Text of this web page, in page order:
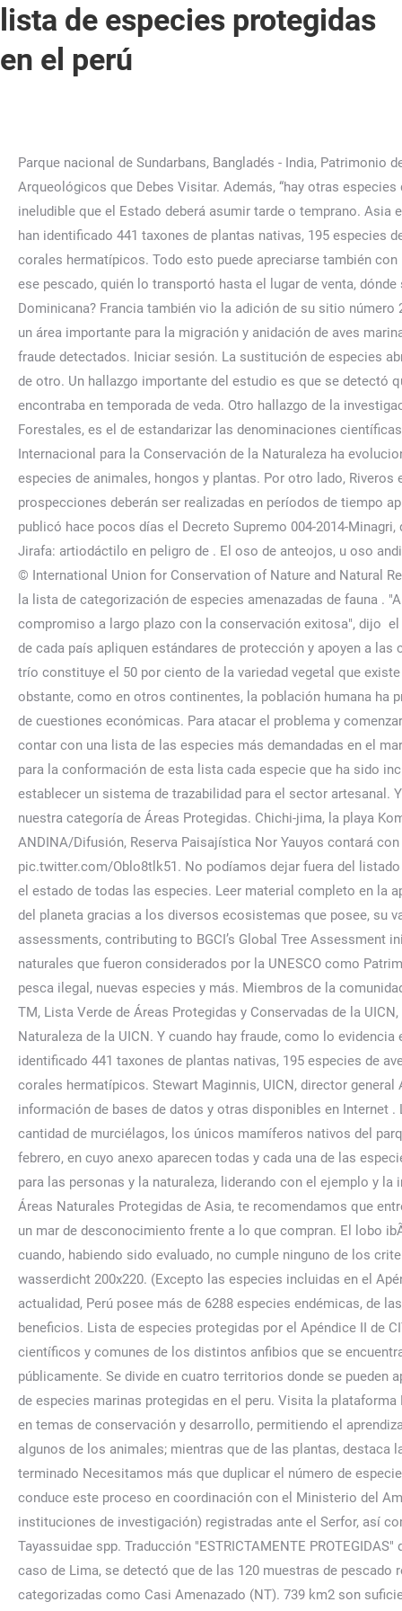
lista de especies protegidas
en el perú
Parque nacional de Sundarbans, Bangladés - India, Patrimonio de los bosques tropicales ombrófilos de Sumatra, Lugares del Mundo que aún Conservan Tribus Aisladas, 11 Sitios Arqueológicos que Debes Visitar. Además, “hay otras especies que pueden tener una carga parasítica más alta de lo normal”, agrega la experta. Sin embargo, asegura que es un trabajo ineludible que el Estado deberá asumir tarde o temprano. Asia es una gran tierra de maravillas naturales que reflejan la riqueza de cada país. En este archipiélago en medio del océano se han identificado 441 taxones de plantas nativas, 195 especies de aves, 1,380 tipos de insectos, 23 de cetáceos, 835 especies de peces tanto de agua dulce como de agua salada y 226 de corales hermatípicos. Todo esto puede apreciarse también con paseos en teleférico. En total, en el mundo, existen 17.000 especies registradas. También debería saber dónde fue comprado ese pescado, quién lo transportó hasta el lugar de venta, dónde se desembarcó y hasta quién lo pescó. ¿Cuál es el secreto de la recuperación de los arrecifes coralinos en República Dominicana? Francia también vio la adición de su sitio número 23 a la Lista Verde de la UICN, el sitio Natura 2000 de la Bahía del Sena Occidental, que alberga las Islas Saint-Marcouf y es un área importante para la migración y anidación de aves marinas. Finalmente, dentro de este papel de consumidor activo, denunciar, ante Produce o Indecopi, los casos de sustitución o fraude detectados. Iniciar sesión. La sustitución de especies abre la puerta a la pesca ilegal ya que un pescado que tiene prohibición de comercialización puede ser vendido bajo el nombre de otro. Un hallazgo importante del estudio es que se detectó que el tiburón martillo es vendido en Chiclayo bajo el nombre de tollo de leche, aún cuando en el momento del muestreo se encontraba en temporada de veda. Otro hallazgo de la investigación es que tres especies en particular lideran el ranking de suplantación. El objetivo de la Lista Oficial de Especies Forestales, es el de estandarizar las denominaciones científicas y comunes de las especies forestales. Establecida en 1964, La Lista Roja de Especies Amenazadas de la Unión Internacional para la Conservación de la Naturaleza ha evolucionado para convertirse en la fuente de información más exhaustiva del mundo sobre el estado global de conservación de especies de animales, hongos y plantas. Por otro lado, Riveros explica que la sustitución de especies “crea una falsa sensación de seguridad de que el recurso está en buen estado”. Las prospecciones deberán ser realizadas en períodos de tiempo apropiados al ciclo de vida y formas de vida del taxón. Por ello, el Estado Peruano, con el trabajo de más de 150 especialistas, publicó hace pocos días el Decreto Supremo 004-2014-Minagri, que actualiza la lista de especies de fauna silvestre . Especies categorizadas como Vulnerable (VU). Especies protegidas. Jirafa: artiodáctilo en peligro de . El oso de anteojos, u oso andino, es una de las especies amenazadas de fauna silvestre del Perú. Hemos bloqueado los comentarios de este contenido. © International Union for Conservation of Nature and Natural Resources. El Servicio Nacional Forestal y de Fauna Silvestre (Serfor) informó que ha iniciado el proceso de actualización de la lista de categorización de especies amenazadas de fauna . "A través de una gestión ejemplar, una gobernanza justa, los sitios admitidos en la Lista Verde de la UICN tienen un compromiso a largo plazo con la